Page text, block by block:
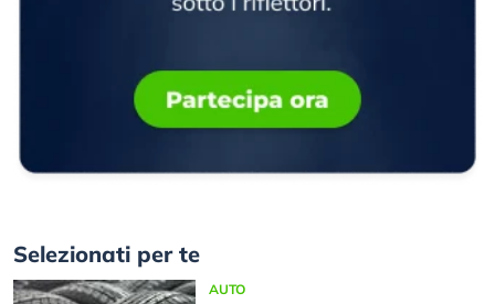
Selezionati per te
AUTO